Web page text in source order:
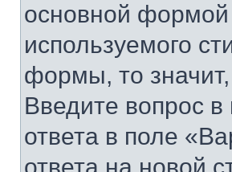
основной формой
используемого
формы, то
Введите вопрос
ответа в поле